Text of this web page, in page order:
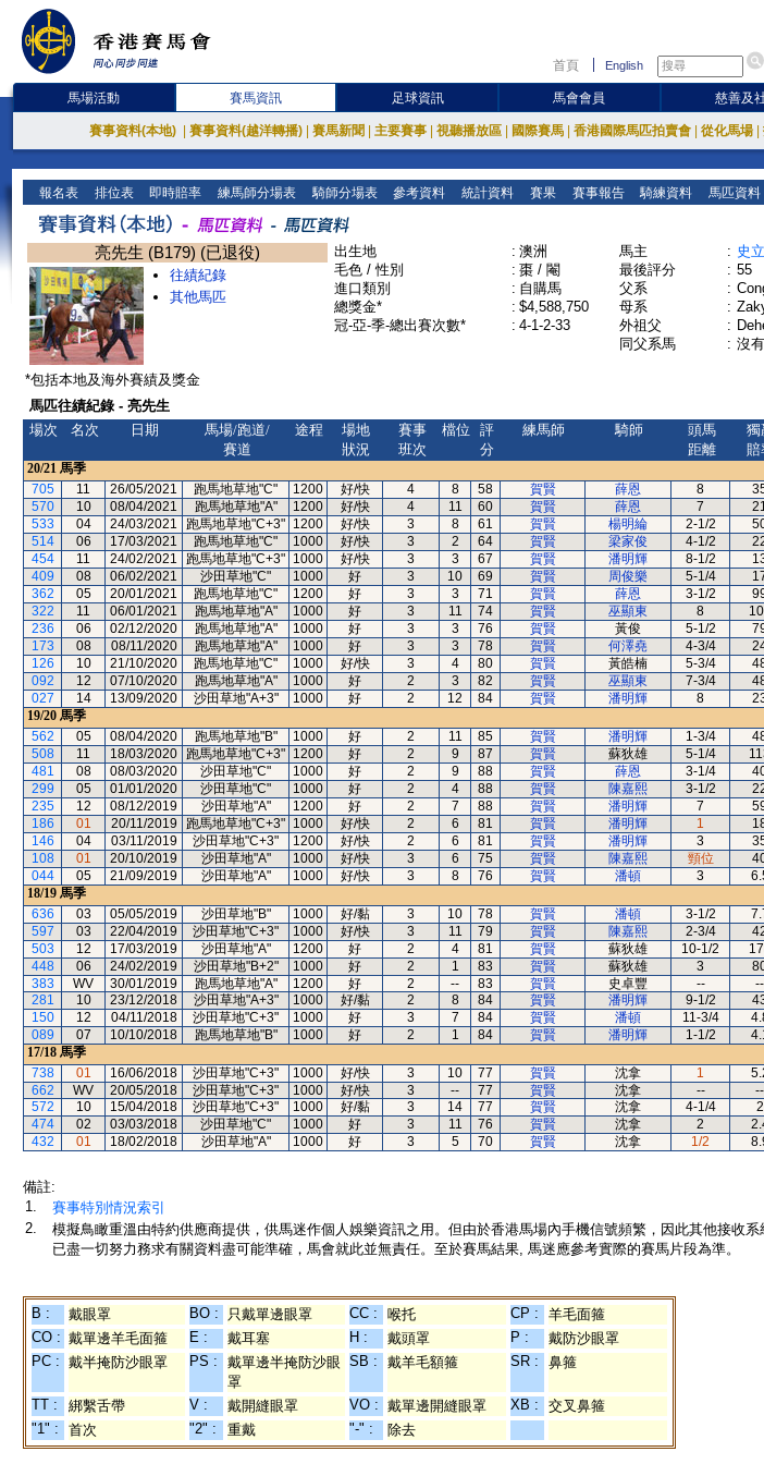
首頁 English
馬場活動 賽馬資訊 足球資訊 馬會會員 慈善及
賽事資料(本地) 賽事資料(越洋轉播) 賽馬新聞 主要賽事 視聽播放區 國際賽馬 香港國際馬匹拍賣會 從化馬場
報名表 排位表 即時賠率 練馬師分場表 騎師分場表 參考資料 統計資料 賽果 賽事報告 騎練資料 馬匹資料
亮先生 (B179) (已退役)
往績紀錄
其他馬匹
出生地 : 澳洲
毛色 / 性別
: 棗 / 閹
進口類別
: 自購馬
總獎金*
: $4,588,750
冠-亞-季-總出賽次數*
: 4-1-2-33
馬主 : 史
最後評分
: 55
父系
:
母系
:
外祖父
:
同父系馬
: 沒有
*包括本地及海外賽績及獎金
馬匹往績紀錄 - 亮先生
場次
名次 日期
馬場/跑道/
賽道
途程
場地
狀況
賽事
班次
檔位
評
分
練馬師 騎師
頭馬
距離
獨
賠
20/21 馬季
705
11 26/05/2021 跑馬地草地"C" 1200 好/快 4 8 58 賀賢 薛恩 8
570
10 08/04/2021 跑馬地草地"A" 1200 好/快 4 11 60 賀賢 薛恩 7
533
04 24/03/2021 跑馬地草地"C+3" 1200 好/快 3 8 61 賀賢 楊明綸 2-1/2
514
06 17/03/2021 跑馬地草地"C" 1000 好/快 3 2 64 賀賢 梁家俊 4-1/2
454
11 24/02/2021 跑馬地草地"C+3" 1000 好/快 3 3 67 賀賢 潘明輝 8-1/2
409
08 06/02/2021 沙田草地"C" 1000 好 3 10 69 賀賢 周俊樂 5-1/4
362
05 20/01/2021 跑馬地草地"C" 1200 好 3 3 71 賀賢 薛恩 3-1/2
322
11 06/01/2021 跑馬地草地"A" 1000 好 3 11 74 賀賢 巫顯東 8
236
06 02/12/2020 跑馬地草地"A" 1000 好 3 3 76 賀賢 黃俊 5-1/2
173
08 08/11/2020 跑馬地草地"A" 1000 好 3 3 78 賀賢 何澤堯 4-3/4
126
10 21/10/2020 跑馬地草地"C" 1000 好/快 3 4 80 賀賢 黃皓楠 5-3/4
092
12 07/10/2020 跑馬地草地"A" 1000 好 2 3 82 賀賢 巫顯東 7-3/4
027
14 13/09/2020 沙田草地"A+3" 1000 好 2 12 84 賀賢 潘明輝 8
19/20 馬季
562
05 08/04/2020 跑馬地草地"B" 1000 好 2 11 85 賀賢 潘明輝 1-3/4
508
11 18/03/2020 跑馬地草地"C+3" 1200 好 2 9 87 賀賢 蘇狄雄 5-1/4
481
08 08/03/2020 沙田草地"C" 1000 好 2 9 88 賀賢 薛恩 3-1/4
299
05 01/01/2020 沙田草地"C" 1000 好 2 4 88 賀賢 陳嘉熙 3-1/2
235
12 08/12/2019 沙田草地"A" 1200 好 2 7 88 賀賢 潘明輝 7
186
01 20/11/2019 跑馬地草地"C+3" 1000 好/快 2 6 81 賀賢 潘明輝 1
146
04 03/11/2019 沙田草地"C+3" 1200 好/快 2 6 81 賀賢 潘明輝 3
108
01 20/10/2019 沙田草地"A" 1000 好/快 3 6 75 賀賢 陳嘉熙 頸位
044
05 21/09/2019 沙田草地"A" 1000 好/快 3 8 76 賀賢 潘頓 3
18/19 馬季
636
03 05/05/2019 沙田草地"B" 1000 好/黏 3 10 78 賀賢 潘頓 3-1/2
597
03 22/04/2019 沙田草地"C+3" 1000 好/快 3 11 79 賀賢 陳嘉熙 2-3/4
503
12 17/03/2019 沙田草地"A" 1200 好 2 4 81 賀賢 蘇狄雄 10-1/2
448
06 24/02/2019 沙田草地"B+2" 1000 好 2 1 83 賀賢 蘇狄雄 3
383
WV 30/01/2019 跑馬地草地"A" 1200 好 2 -- 83 賀賢 史卓豐 -- --
281
10 23/12/2018 沙田草地"A+3" 1000 好/黏 2 8 84 賀賢 潘明輝 9-1/2
150
12 04/11/2018 沙田草地"C+3" 1000 好 3 7 84 賀賢 潘頓 11-3/4
089
07 10/10/2018 跑馬地草地"B" 1000 好 2 1 84 賀賢 潘明輝 1-1/2
17/18 馬季
738
01 16/06/2018 沙田草地"C+3" 1000 好/快 3 10 77 賀賢 沈拿 1
662
WV 20/05/2018 沙田草地"C+3" 1000 好/快 3 -- 77 賀賢 沈拿 -- --
572
10 15/04/2018 沙田草地"C+3" 1000 好/黏 3 14 77 賀賢 沈拿 4-1/4 2
474
02 03/03/2018 沙田草地"C" 1000 好 3 11 76 賀賢 沈拿 2
432
01 18/02/2018 沙田草地"A" 1000 好 3 5 70 賀賢 沈拿 1/2
備註:
1.
賽事特別情況索引
2.
模擬鳥瞰重溫由特約供應商提供，供馬迷作個人娛樂資訊之用。但由於香港馬場內手機信號頻繁，因此其他接收
已盡一切努力務求有關資料盡可能準確，馬會就此並無責任。至於賽馬結果, 馬迷應參考實際的賽馬片段為準。
B : 戴眼罩 BO : 只戴單邊眼罩 CC : 喉托 CP :
羊毛面箍
CO : 戴單邊羊毛面箍 E : 戴耳塞 H : 戴頭罩 P :
戴防沙眼罩
PC : 戴半掩防沙眼罩 PS :
戴單邊半掩防沙眼
罩
SB : 戴羊毛額箍 SR : 鼻箍
TT : 綁繫舌帶 V : 戴開縫眼罩 VO : 戴單邊開縫眼罩 XB :
交叉鼻箍
"1" :
首次 "2" : 重戴 "-" : 除去